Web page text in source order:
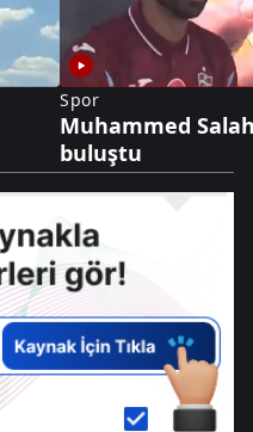
Spor
Muhammed
buluştu